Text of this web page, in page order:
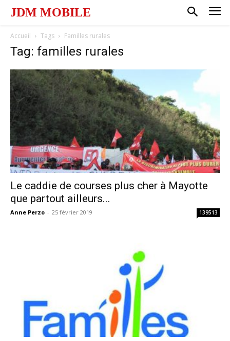
JDM MOBILE
Accueil Tags Familles rurales
Tag: familles rurales
Le caddie de courses plus cher à Mayotte
que partout ailleurs...
Anne Perzo - 25 février 2019 139513